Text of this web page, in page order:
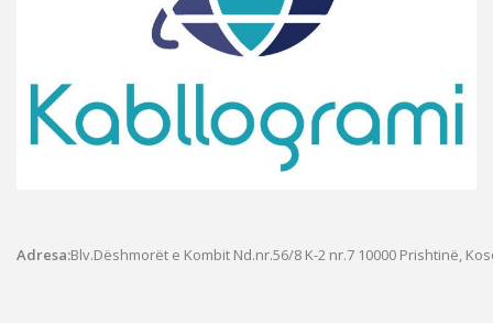
Adresa:Blv.Dëshmorët e Kombit Nd.nr.56/8 K-2 nr.7 10000 Prishtinë,